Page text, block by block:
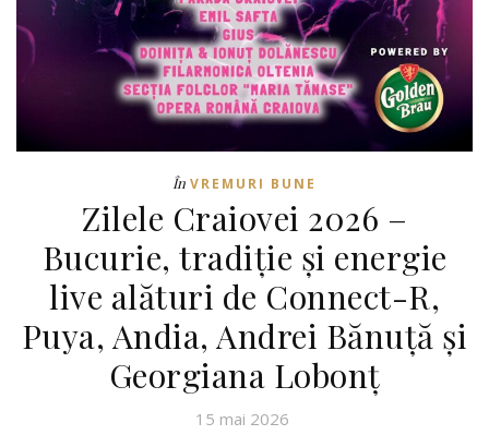
În VREMURI BUNE
Zilele Craiovei 2026 –
Bucurie, tradiție și energie
live alături de Connect-R,
Puya, Andia, Andrei Bănuță și
Georgiana Lobonț
15 mai 2026